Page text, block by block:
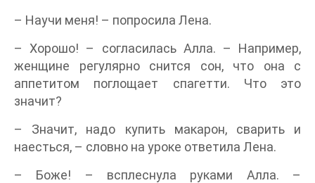
– Научи меня! – попросила Лена.
– Хорошо! – согласилась Алла. – Например,
женщине регулярно снится сон, что она с
аппетитом поглощает спагетти. Что это
значит?
– Значит, надо купить макарон, сварить и
наесться, – словно на уроке ответила Лена.
– Боже! – всплеснула руками Алла. –